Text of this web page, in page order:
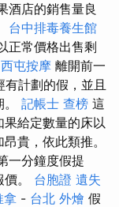
酒店的銷售量良
台中排毒養生館
正常價格出售剩
屯按摩 離開前一
計劃的假，並且
記帳士 查榜 這
給定數量的床以
貴，依此類推。
一分鐘度假提
。 台胞證 遺失
拿 - 台北 外燴 假